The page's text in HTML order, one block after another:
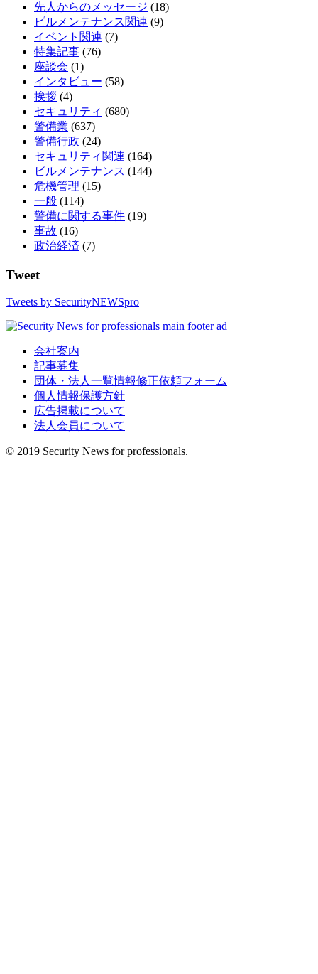
先人からのメッセージ (18)
ビルメンテナンス関連 (9)
イベント関連 (7)
特集記事 (76)
座談会 (1)
インタビュー (58)
挨拶 (4)
セキュリティ (680)
警備業 (637)
警備行政 (24)
セキュリティ関連 (164)
ビルメンテナンス (144)
危機管理 (15)
一般 (114)
警備に関する事件 (19)
事故 (16)
政治経済 (7)
Tweet
Tweets by SecurityNEWSpro
会社案内
記事募集
団体・法人一覧情報修正依頼フォーム
個人情報保護方針
広告掲載について
法人会員について
© 2019 Security News for professionals.